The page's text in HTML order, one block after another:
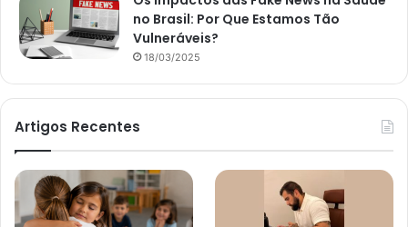
no Brasil: Por Que Estamos Tão
Vulneráveis?
18/03/2025
Artigos Recentes